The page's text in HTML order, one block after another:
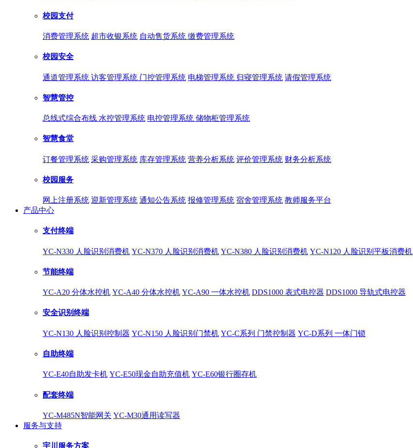
校园支付
消费管理系统 超市收银系统 自动售货系统 缴费管理系统
校园安全
通道管理系统 访客管理系统 门控管理系统 电梯管理系统 归寝管理系统 请假管理系统
智慧管控
总线式综合布线 水控管理系统 电控管理系统 储物柜管理系统
智慧食堂
订餐管理系统 采购管理系统 库存管理系统 营养分析系统 评价管理系统 财务分析系统
校园服务
网上注册系统 迎新管理系统 通知公告系统 报修管理系统 宿舍管理系统 教师服务平台
产品中心
支付终端
YC-N330 人脸识别消费机 YC-N370 人脸识别消费机 YC-N380 人脸识别消费机 YC-N120 人脸识别平板消费机
节能终端
YC-A20 分体水控机 YC-A40 分体水控机 YC-A90 一体水控机 DDS1000 表式电控器 DDS1000 导轨式电控器
安全识别终端
YC-N130 人脸识别控制器 YC-N150 人脸识别门禁机 YC-C系列 门禁控制器 YC-D系列 一体门锁
自助终端
YC-E40自助发卡机 YC-E50现金自助充值机 YC-E60银行圈存机
配套终端
YC-M485N智能网关 YC-M30通用读写器
服务与支持
宇川服务方案